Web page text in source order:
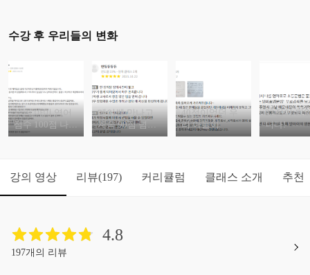
수강 후 우리들의 변화
우리 아이 영어
점수 100점 나왔
어요
메이쌤 만나고
계속 90점 넘기
네요
40점이었던 우
리 아들이
93점이 되
니다!
강의 영상 리뷰(197) 커리큘럼 클래스 소개 추천
4.8
197개의 리뷰